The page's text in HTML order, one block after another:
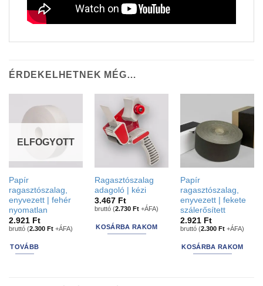
ÉRDEKELHETNEK MÉG…
ELFOGYOTT
Papír
ragasztószalag,
enyvezett | fehér
nyomatlan
2.921 Ft
bruttó (2.300 Ft+ÁFA)
TOVÁBB
Ragasztószalag
adagoló | kézi
3.467 Ft
bruttó (2.730 Ft+ÁFA)
KOSÁRBA RAKOM
Papír
ragasztószalag,
enyvezett | fekete
szálerősített
2.921 Ft
bruttó (2.300 Ft+ÁFA)
KOSÁRBA RAKOM